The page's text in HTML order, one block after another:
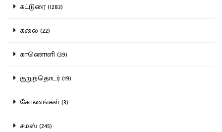
கட்டுரை (1283)
கலை (22)
காணொளி (39)
குறுந்தொடர் (19)
கோணங்கள் (3)
சமஸ் (245)